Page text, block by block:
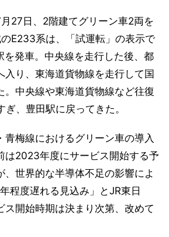
27日、2階建てグリーン車2両を
E233系は、「試運転」の表示で
発車。中央線を走行した後、都
入り、東海道貨物線を走行して国
。中央線や東海道貨物線など往復
ぎ、豊田駅に戻ってきた。
青梅線におけるグリーン車の導入
は2023年度にサービス開始する予
、世界的な半導体不足の影響によ
程度遅れる見込み」とJR東日
ス開始時期は決まり次第、改めて